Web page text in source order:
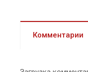
Комментарии